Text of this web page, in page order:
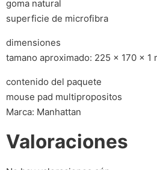
goma natural
superficie de microfibra
dimensiones
tamano aproximado: 225 x 170 x 1
contenido del paquete
mouse pad multipropositos
Marca: Manhattan
Valoraciones